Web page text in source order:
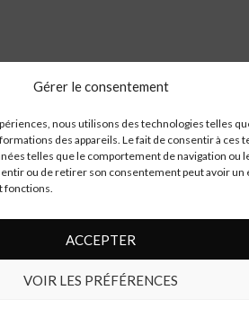
Gérer le consentement
nous utilisons des technologies telles
des appareils. Le fait de consentir à ces
telles que le comportement de navigation ou
ou de retirer son consentement peut avoir
fonctions.
ACCEPTER
VOIR LES PRÉFÉRENCES